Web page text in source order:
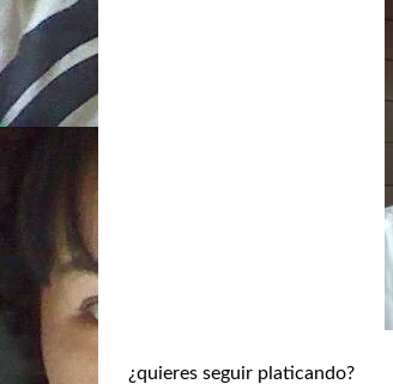
¿quieres seguir platicando?